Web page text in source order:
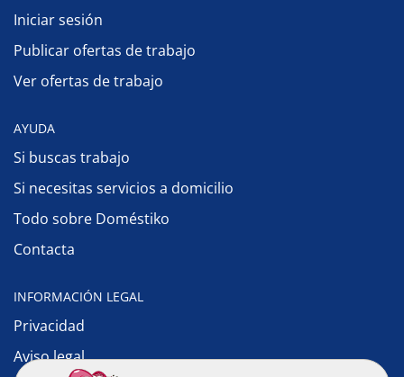
Iniciar sesión
Publicar ofertas de trabajo
Ver ofertas de trabajo
AYUDA
Si buscas trabajo
Si necesitas servicios a domicilio
Todo sobre Doméstiko
Contacta
INFORMACIÓN LEGAL
Privacidad
Aviso legal